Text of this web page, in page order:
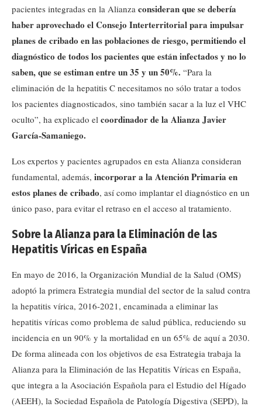
pacientes integradas en la Alianza consideran que se debería
haber aprovechado el Consejo Interterritorial para impulsar
planes de cribado en las poblaciones de riesgo, permitiendo el
diagnóstico de todos los pacientes que están infectados y no lo
saben, que se estiman entre un 35 y un 50%. “Para la
eliminación de la hepatitis C necesitamos no sólo tratar a todos
los pacientes diagnosticados, sino también sacar a la luz el VHC
oculto”, ha explicado el coordinador de la Alianza Javier
García-Samaniego.
Los expertos y pacientes agrupados en esta Alianza consideran
fundamental, además, incorporar a la Atención Primaria en
estos planes de cribado, así como implantar el diagnóstico en un
único paso, para evitar el retraso en el acceso al tratamiento.
Sobre la Alianza para la Eliminación de las
Hepatitis Víricas en España
En mayo de 2016, la Organización Mundial de la Salud (OMS)
adoptó la primera Estrategia mundial del sector de la salud contra
la hepatitis vírica, 2016-2021, encaminada a eliminar las
hepatitis víricas como problema de salud pública, reduciendo su
incidencia en un 90% y la mortalidad en un 65% de aquí a 2030.
De forma alineada con los objetivos de esa Estrategia trabaja la
Alianza para la Eliminación de las Hepatitis Víricas en España,
que integra a la Asociación Española para el Estudio del Hígado
(AEEH), la Sociedad Española de Patología Digestiva (SEPD), la